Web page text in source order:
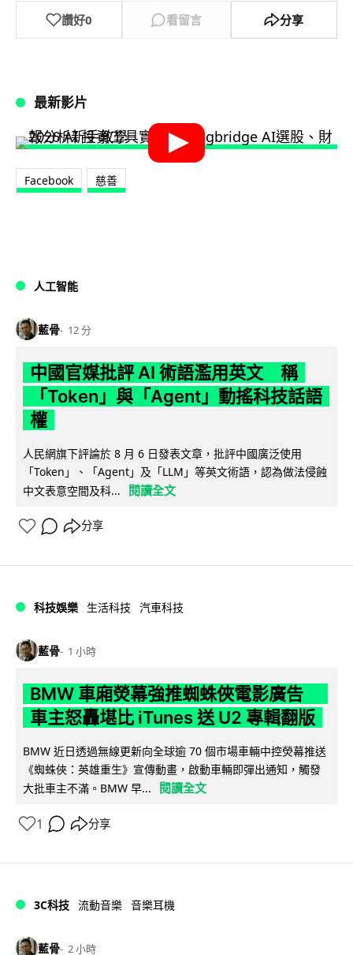
讚好0 看留言 分享
最新影片
Facebook 慈善
人工智能
藍骨 12 分
中國官媒批評 AI 術語濫用英文 稱
「Token」與「Agent」動搖科技話語
權
人民網旗下評論於 8 月 6 日發表文章，批評中國廣泛使用
「Token」、「Agent」及「LLM」等英文術語，認為做法侵蝕
中文表意空間及科...
閱讀全文
分享
科技娛樂 生活科技 汽車科技
藍骨 1 小時
BMW 車廂熒幕強推蜘蛛俠電影廣告
車主怒轟堪比 iTunes 送 U2 專輯翻版
BMW 近日透過無線更新向全球逾 70 個市場車輛中控熒幕推送
《蜘蛛俠：英雄重生》宣傳動畫，啟動車輛即彈出通知，觸發
大批車主不滿。BMW 早...
閱讀全文
1 分享
3C科技 流動音樂 音樂耳機
藍骨 2 小時